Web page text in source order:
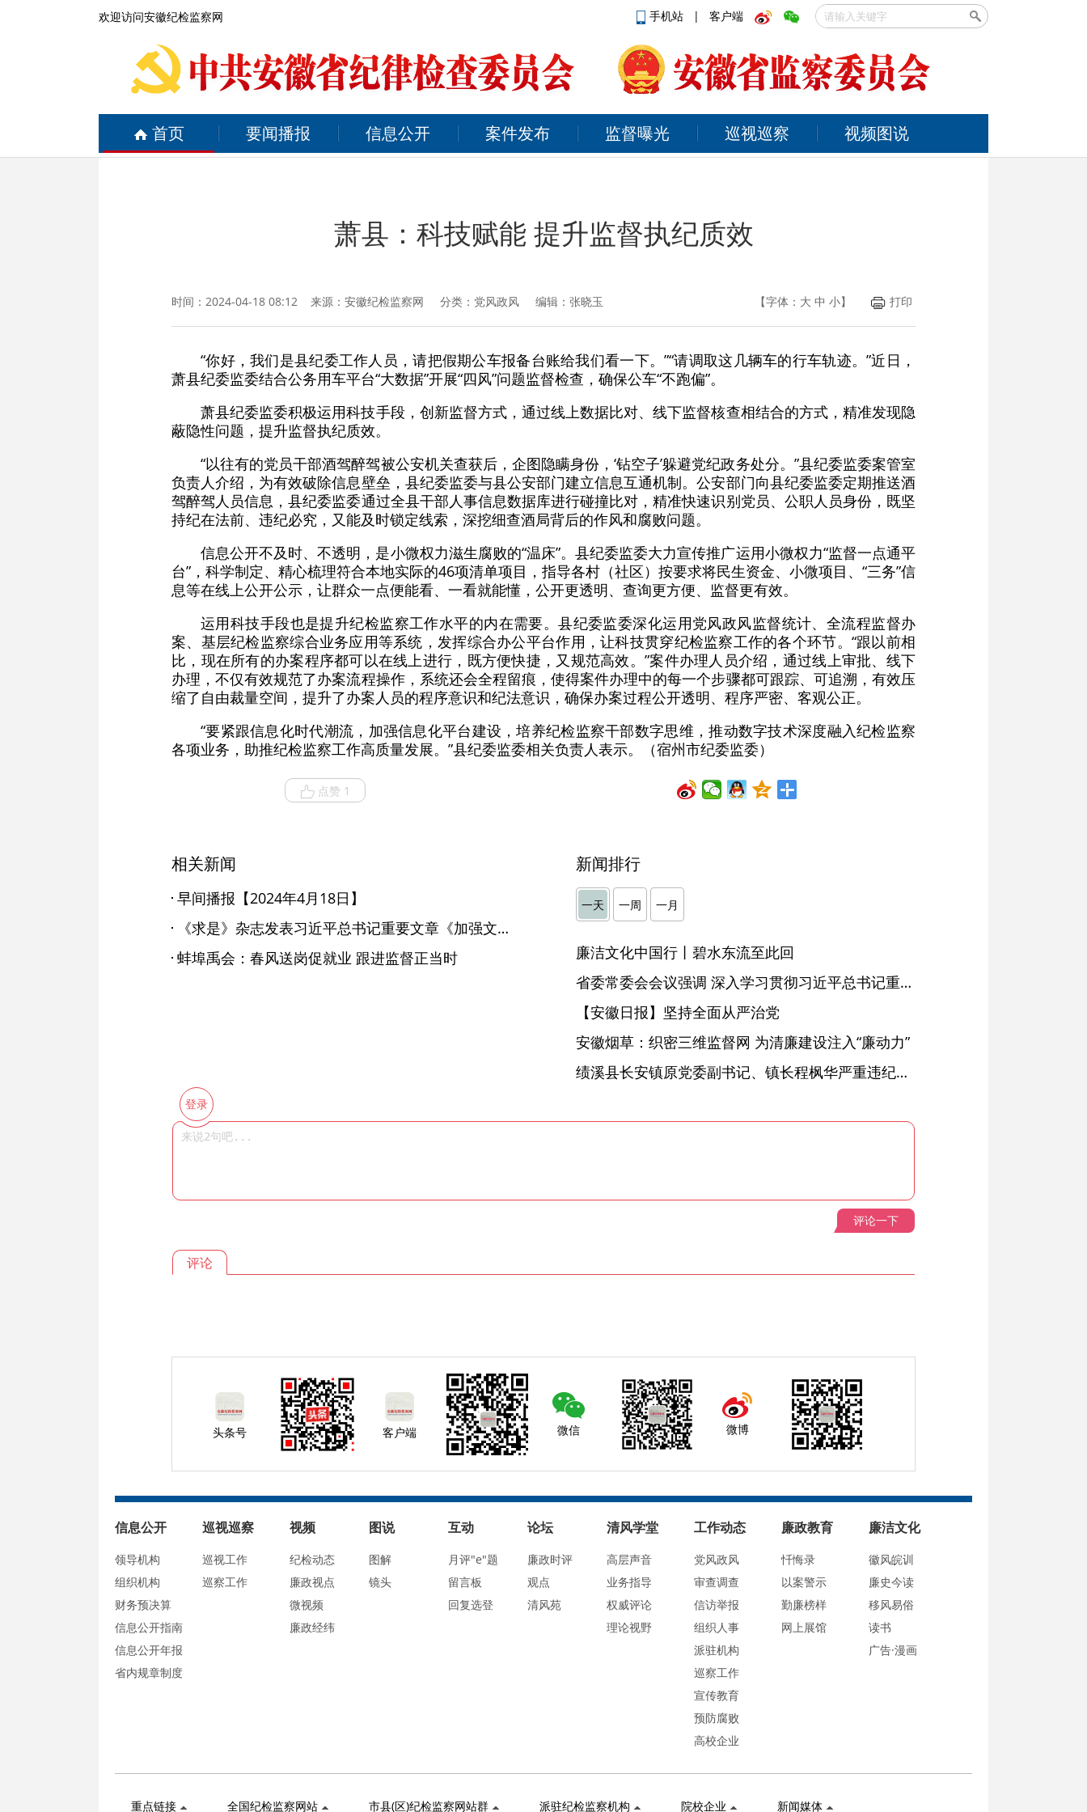
欢迎访问安徽纪检监察网 手机站 | 客户端
首页 要闻播报 信息公开 案件发布 监督曝光 巡视巡察 视频图说
萧县：科技赋能 提升监督执纪质效
时间：2024-04-18 08:12 来源： 安徽纪检监察网 分类：党风政风 编辑：张晓玉 【字体： 大 中 小】 打印
“你好，我们是县纪委工作人员，请把假期公车报备台账给我们看一下。”“请调取这几辆车的行车轨迹。”近日，
萧县纪委监委结合公务用车平台“大数据”开展“四风”问题监督检查，确保公车“不跑偏”。
萧县纪委监委积极运用科技手段，创新监督方式，通过线上数据比对、线下监督核查相结合的方式，精准发现隐
蔽隐性问题，提升监督执纪质效。
“以往有的党员干部酒驾醉驾被公安机关查获后，企图隐瞒身份，‘钻空子’躲避党纪政务处分。”县纪委监委案管室
负责人介绍，为有效破除信息壁垒，县纪委监委与县公安部门建立信息互通机制。公安部门向县纪委监委定期推送酒
驾醉驾人员信息，县纪委监委通过全县干部人事信息数据库进行碰撞比对，精准快速识别党员、公职人员身份，既坚
持纪在法前、违纪必究，又能及时锁定线索，深挖细查酒局背后的作风和腐败问题。
信息公开不及时、不透明，是小微权力滋生腐败的“温床”。县纪委监委大力宣传推广运用小微权力“监督一点通平
台”，科学制定、精心梳理符合本地实际的46项清单项目，指导各村（社区）按要求将民生资金、小微项目、“三务”信
息等在线上公开公示，让群众一点便能看、一看就能懂，公开更透明、查询更方便、监督更有效。
运用科技手段也是提升纪检监察工作水平的内在需要。县纪委监委深化运用党风政风监督统计、全流程监督办
案、基层纪检监察综合业务应用等系统，发挥综合办公平台作用，让科技贯穿纪检监察工作的各个环节。“跟以前相
比，现在所有的办案程序都可以在线上进行，既方便快捷，又规范高效。”案件办理人员介绍，通过线上审批、线下
办理，不仅有效规范了办案流程操作，系统还会全程留痕，使得案件办理中的每一个步骤都可跟踪、可追溯，有效压
缩了自由裁量空间，提升了办案人员的程序意识和纪法意识，确保办案过程公开透明、程序严密、客观公正。
“要紧跟信息化时代潮流，加强信息化平台建设，培养纪检监察干部数字思维，推动数字技术深度融入纪检监察
各项业务，助推纪检监察工作高质量发展。”县纪委监委相关负责人表示。（宿州市纪委监委）
点赞 1
相关新闻
早间播报【2024年4月18日】
《求是》杂志发表习近平总书记重要文章《加强文化遗产保护传承 弘扬中华优秀传统文化》
蚌埠禹会：春风送岗促就业 跟进监督正当时
新闻排行
一天 一周 一月
廉洁文化中国行丨碧水东流至此回
省委常委会会议强调 深入学习贯彻习近平总书记重要讲话精神 以高质量党建引领高质量发展 梁言顺主持并讲话
【安徽日报】坚持全面从严治党
安徽烟草：织密三维监督网 为清廉建设注入“廉动力”
绩溪县长安镇原党委副书记、镇长程枫华严重违纪违法被开除党籍和公职
登录
评论一下
评论
头条号 客户端 微信 微博
信息公开
领导机构
组织机构
财务预决算
信息公开指南
信息公开年报
省内规章制度
巡视巡察
巡视工作
巡察工作
视频
纪检动态
廉政视点
微视频
廉政经纬
图说
图解
镜头
互动
月评"e"题
留言板
回复选登
论坛
廉政时评
观点
清风苑
清风学堂
高层声音
业务指导
权威评论
理论视野
工作动态
党风政风
审查调查
信访举报
组织人事
派驻机构
巡察工作
宣传教育
预防腐败
高校企业
廉政教育
忏悔录
以案警示
勤廉榜样
网上展馆
廉洁文化
徽风皖训
廉史今读
移风易俗
读书
广告·漫画
重点链接 全国纪检监察网站 市县(区)纪检监察网站群 派驻纪检监察机构 院校企业 新闻媒体